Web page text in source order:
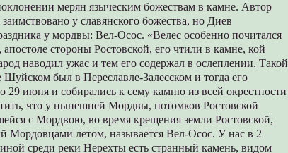
мерян языческим божествам в камне. Автор
у славянского божества, но Диев
у мордвы: Вел-Осос. «Велес особенно почитался
стороны Ростовской, его чтили в камне, кой
наводил ужас и тем его содержал в ослеплении. Такой
был в Переславле-Залесском и тогда его
29 июня и собирались к сему камню из всей окрестности
что у нынешней Мордвы, потомков Ростовской
с Мордвою, во время крещения земли Ростовской,
Мордовцами летом, называется Вел-Осос. У нас в 2
среди реки Нерехты есть странный камень, видом